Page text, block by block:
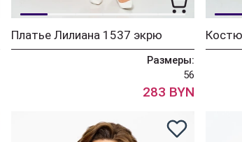
Платье Лилиана 1537 экрю
Размеры:
56
283 BYN